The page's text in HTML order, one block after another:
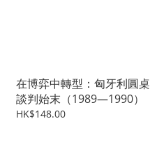
在博弈中轉型：匈牙利圓桌
談判始末（1989—1990）
HK$148.00